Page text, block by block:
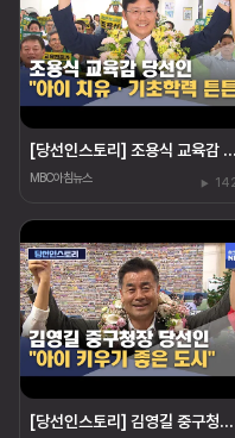
[당선인스토리] 조용식 교육감 당선인‥"아이 치유"
MBC아침뉴스
[당선인스토리] 김영길 중구청장 당선인 "아이 키우기 좋은 도시"